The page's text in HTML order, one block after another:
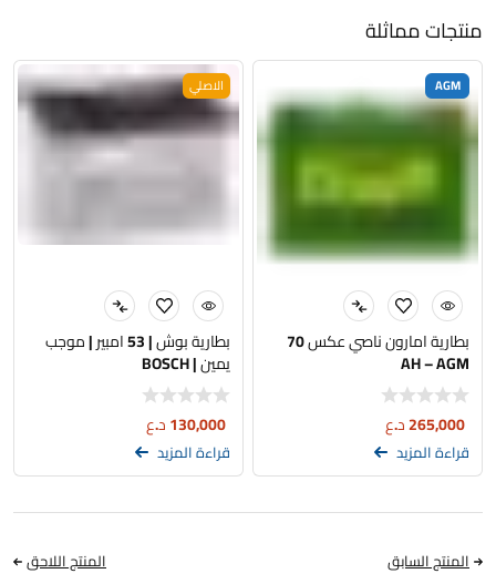
منتجات مماثلة
AGM
بطارية امارون ناصي عكس 70
AH – AGM
265,000د.ع
قراءة المزيد
الاصلي
بطارية بوش | 53 امبير | موجب
يمين | BOSCH
130,000د.ع
قراءة المزيد
المنتج السابق المنتج اللاحق